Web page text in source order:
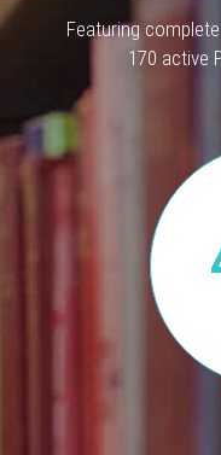
Featuring
170 active